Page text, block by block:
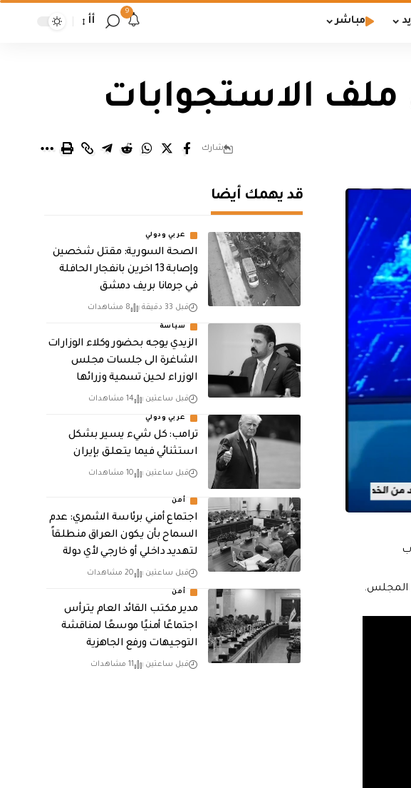
مباشر
9
أأ
الاستجوابات
شارك
المجلس.
قد يهمك أيضا
عربي ودولي
الصحة السورية: مقتل شخصين
وإصابة 13 اخرين بانفجار الحافلة
في جرمانا بريف دمشق
قبل 33 دقيقة 8 مشاهدات
سياسة
الزيدي يوجه بحضور وكلاء الوزارات
الشاغرة الى جلسات مجلس
الوزراء لحين تسمية وزرائها
قبل ساعتين 14 مشاهدات
عربي ودولي
ترامب: كل شيء يسير بشكل
استثنائي فيما يتعلق بإيران
قبل ساعتين 10 مشاهدات
أمن
اجتماع أمني برئاسة الشمري: عدم
السماح بأن يكون العراق منطلقاً
لتهديد داخلي أو خارجي لأي دولة
قبل ساعتين 20 مشاهدات
أمن
مدير مكتب القائد العام يترأس
اجتماعًا أمنيًا موسعًا لمناقشة
التوجيهات ورفع الجاهزية
قبل ساعتين 11 مشاهدات